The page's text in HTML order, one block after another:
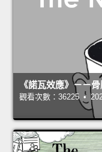
《諾瓦效應》－－
觀看次數：36225 •